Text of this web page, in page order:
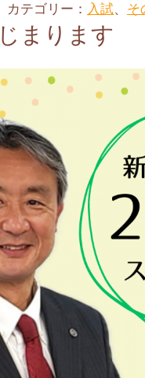
テゴリー： 入試、 そ
まります